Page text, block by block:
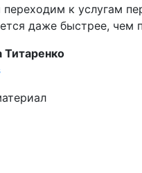
к услугам
даже быстрее, чем
Титаренко